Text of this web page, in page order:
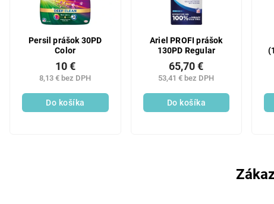
Persil prášok 30PD
Color
8,13 € bez DPH
10 €
Do košíka
Ariel PROFI prášok
130PD Regular
53,41 € bez DPH
65,70 €
Do košíka